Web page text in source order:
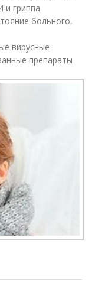
и гриппа
больного,
вирусные
препараты